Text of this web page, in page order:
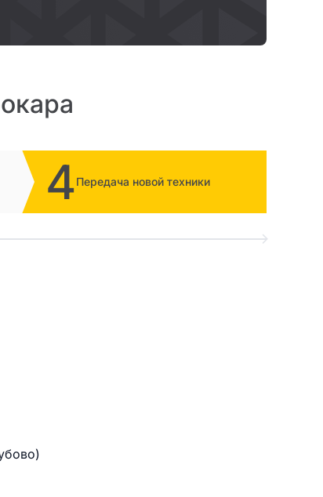
4Передача новой техники